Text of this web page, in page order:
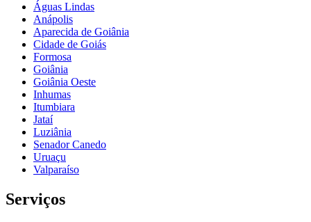
Águas Lindas
Anápolis
Aparecida de Goiânia
Cidade de Goiás
Formosa
Goiânia
Goiânia Oeste
Inhumas
Itumbiara
Jataí
Luziânia
Senador Canedo
Uruaçu
Valparaíso
Serviços